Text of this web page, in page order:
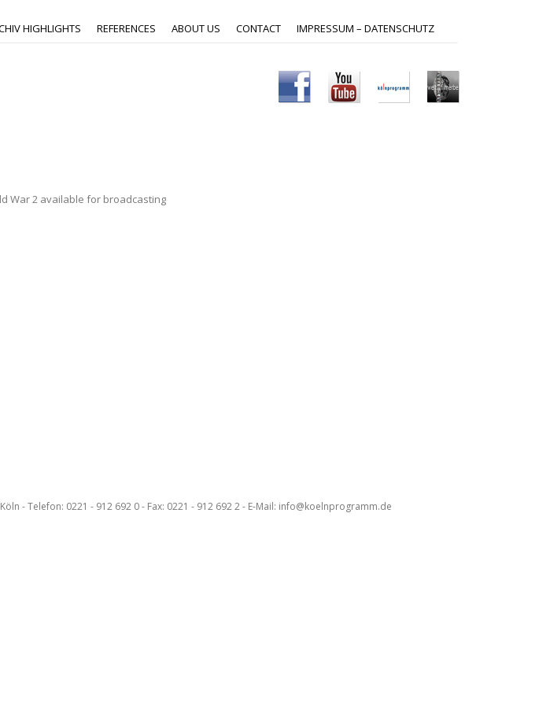
HIGHLIGHTS REFERENCES ABOUT US CONTACT IMPRESSUM – DATENSCHUTZ
War 2 available for broadcasting
- Telefon: 0221 - 912 692 0 - Fax: 0221 - 912 692 2 - E-Mail: info@koelnprogramm.de